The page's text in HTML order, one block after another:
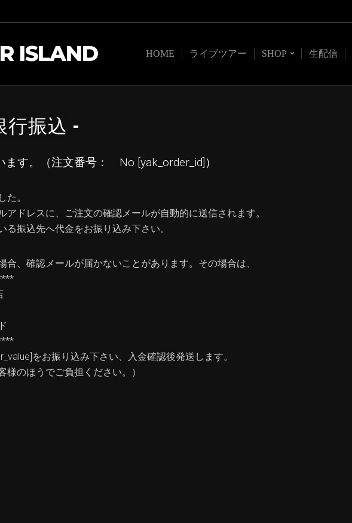
ISLAND HOME ライブツアー SHOP 生配信
行振込 –
ます。（注文番号： No.[yak_order_id]）
た。
アドレスに、ご注文の確認メールが自動的に送信されます。
る振込先へ代金をお振り込み下さい。
、確認メールが届かないことがあります。その場合は、
店
をお振り込み下さい、入金確認後発送します。
様のほうでご負担ください。）